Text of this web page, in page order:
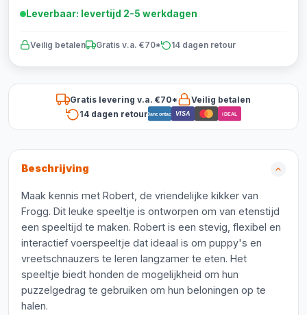
Leverbaar: levertijd 2-5 werkdagen
Veilig betalen Gratis v.a. €70* 14 dagen retour
Gratis levering v.a. €70*
Veilig betalen
14 dagen retourBancontact VISA iDEAL
Beschrijving
Maak kennis met Robert, de vriendelijke kikker van
Frogg. Dit leuke speeltje is ontworpen om van etenstijd
een speeltijd te maken. Robert is een stevig, flexibel en
interactief voerspeeltje dat ideaal is om puppy's en
vreetschnauzers te leren langzamer te eten. Het
speeltje biedt honden de mogelijkheid om hun
puzzelgedrag te gebruiken om hun beloningen op te
halen.